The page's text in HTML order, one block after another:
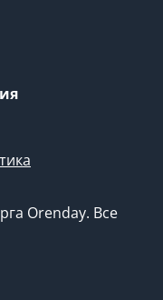
Orenday. Все